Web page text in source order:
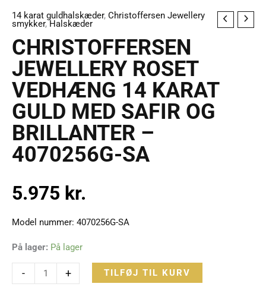
14 karat guldhalskæder, Christoffersen Jewellery
smykker,Halskæder
CHRISTOFFERSEN
JEWELLERY ROSET
VEDHÆNG 14 KARAT
GULD MED SAFIR OG
BRILLANTER –
4070256G-SA
5.975 kr.
Model nummer: 4070256G-SA
På lager: På lager
-
CHRISTOFFERSEN
ROSET
VEDHÆNG
14
KARAT
GULD
MED
SAFIR
OG
-
SA
antal
+ TILFØJ TIL KURV